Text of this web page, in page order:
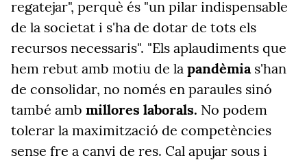
regatejar", perquè és "un pilar indispensable
de la societat i s'ha de dotar de tots els
recursos necessaris". "Els aplaudiments que
hem rebut amb motiu de la pandèmia s'han
de consolidar, no només en paraules sinó
també amb millores laborals. No podem
tolerar la maximització de competències
sense fre a canvi de res. Cal apujar sous i